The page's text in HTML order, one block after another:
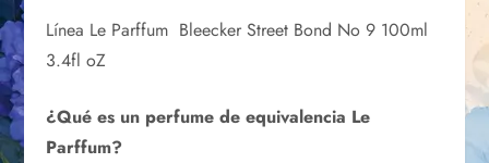
Línea Le Parffum Bleecker Street Bond No 9 100ml
3.4fl oZ
¿Qué es un perfume de equivalencia Le
Parffum?